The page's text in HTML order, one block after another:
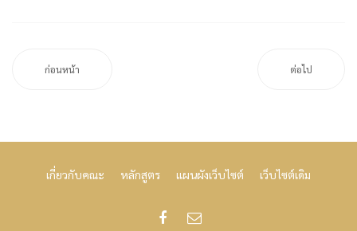
ก่อนหน้า ต่อไป
เกี่ยวกับคณะ หลักสูตร แผนผังเว็บไซต์ เว็บไซต์เดิม